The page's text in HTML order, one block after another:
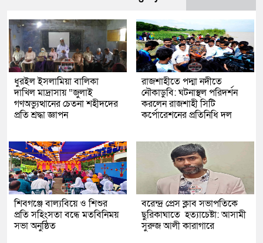
ধুরইল ইসলামিয়া বালিকা
দাখিল মাদ্রাসায় “জুলাই
গণঅভ্যুত্থানের চেতনা শহীদদের
প্রতি শ্রদ্ধা জ্ঞাপন
রাজশাহীতে পদ্মা নদীতে
নৌকাডুবি: ঘটনাস্থল পরিদর্শন
করলেন রাজশাহী সিটি
কর্পোরেশনের প্রতিনিধি দল
শিবগঞ্জে বাল্যবিয়ে ও শিশুর
প্রতি সহিংসতা বন্ধে মতবিনিময়
সভা অনুষ্ঠিত
বরেন্দ্র প্রেস ক্লাব সভাপতিকে
ছুরিকাঘাতে হত্যাচেষ্টা: আসামী
সুরুজ আলী কারাগারে